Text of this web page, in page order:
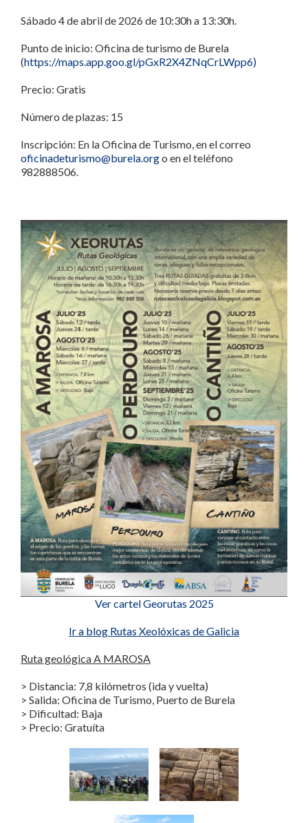
Sábado 4 de abril de 2026 de 10:30h a 13:30h.
Punto de inicio: Oficina de turismo de Burela
(https://maps.app.goo.gl/pGxR2X4ZNqCrLWpp6)
Precio: Gratis
Número de plazas: 15
Inscripción: En la Oficina de Turismo, en el correo
oficinadeturismo@burela.orgo en el teléfono
982888506.
Ver cartel Georutas 2025
Ir a blog Rutas Xeolóxicas de Galicia
Ruta geológica A MAROSA
> Distancia: 7,8 kilómetros (ida y vuelta)
> Salida: Oficina de Turismo, Puerto de Burela
> Dificultad: Baja
> Precio: Gratuíta